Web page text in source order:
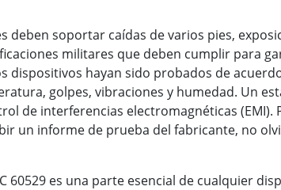
soportar caídas de varios pies,
militares que deben cumplir para
dispositivos hayan sido probados de
golpes, vibraciones y humedad. Un
de interferencias electromagnéticas (EMI).
un informe de prueba del fabricante, no
60529 es una parte esencial de cualquier